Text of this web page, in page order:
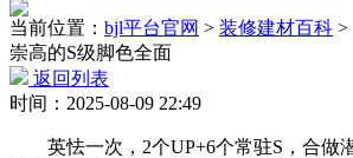
当前位置： bjl平台官网 > 装修建材百科 >
崇高的S级脚色全面
返回列表
时间：2025-08-09 22:49
英怯一次，2个UP+6个常驻S，合做